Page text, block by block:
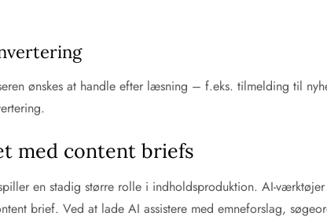
ønskes at handle efter læsning – f.eks. tilmelding til
med content briefs
en stadig større rolle i indholdsproduktion. AI-
brief. Ved at lade AI assistere med emneforslag,